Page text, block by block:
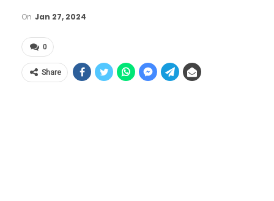
On Jan 27, 2024
0
Share